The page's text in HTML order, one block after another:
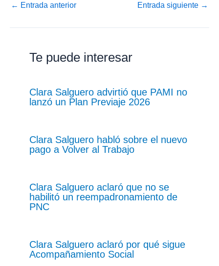
← Entrada anterior Entrada siguiente →
Te puede interesar
Clara Salguero advirtió que PAMI no
lanzó un Plan Previaje 2026
Clara Salguero habló sobre el nuevo
pago a Volver al Trabajo
Clara Salguero aclaró que no se
habilitó un reempadronamiento de
PNC
Clara Salguero aclaró por qué sigue
Acompañamiento Social